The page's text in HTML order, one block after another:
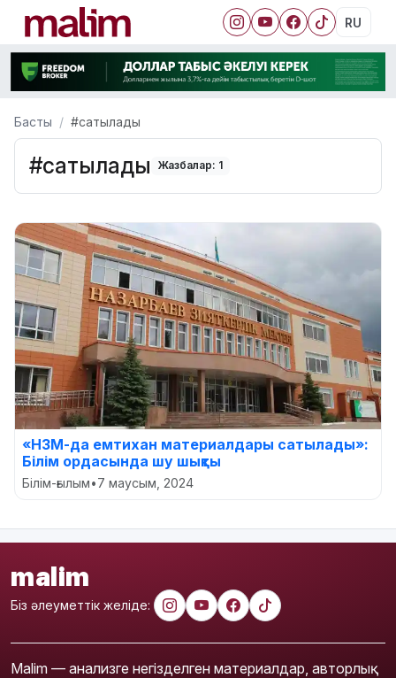
RU
Басты #сатылады
#сатылады Жазбалар: 1
«НЗМ-да емтихан материалдары сатылады»:
Білім ордасында шу шықты
Білім-ғылым•7 маусым, 2024
malim
Біз әлеуметтік желіде:
Malim — анализге негізделген материалдар, авторлық